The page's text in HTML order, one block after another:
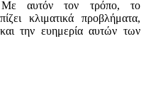
Με αυτόν τον τρόπο, το
κλιματικά προβλήματα,
την ευημερία αυτών των